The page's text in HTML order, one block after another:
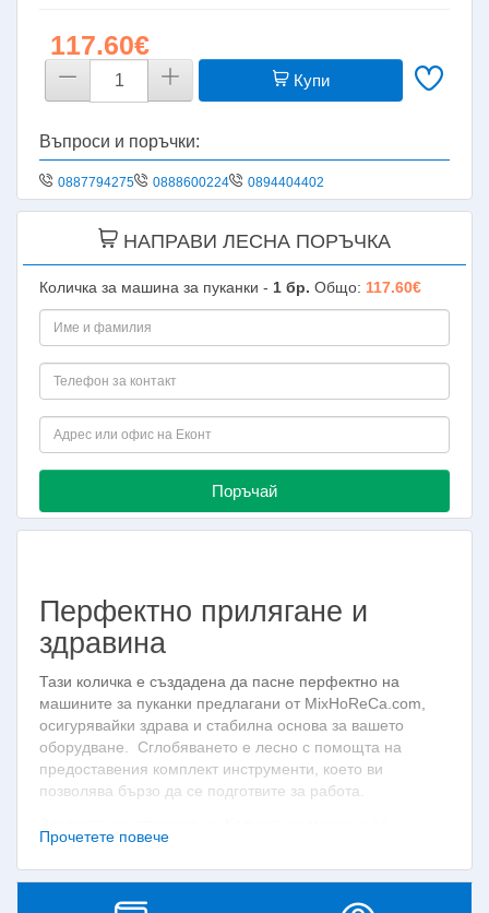
117.60€
Купи
Въпроси и поръчки:
0887794275 0888600224 0894404402
НАПРАВИ ЛЕСНА ПОРЪЧКА
Количка за машина за пуканки - 1 бр. Общо: 117.60€
Поръчай
Перфектно прилягане и
здравина
Тази количка е създадена да пасне перфектно на
машините за пуканки предлагани от MixHoReCa.com,
осигурявайки здрава и стабилна основа за вашето
оборудване. Сглобяването е лесно с помощта на
предоставения комплект инструменти, което ви
позволява бързо да се подготвите за работа.
пуканкигарантира, че вашата машина за пуканки
остава стабилна и защитена по време на
Прочетете повече